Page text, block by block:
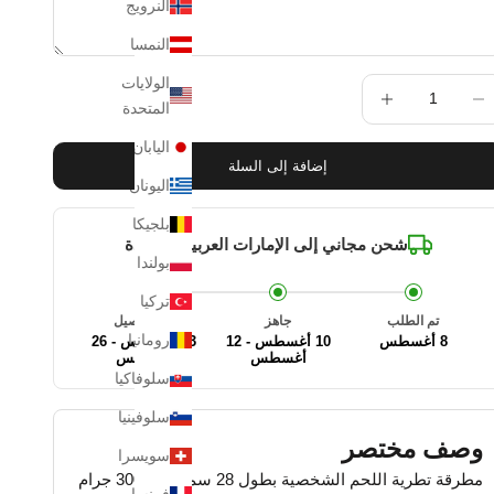
النرويج
النمسا
الولايات
المتحدة
اليابان
اليونان
بلجيكا
بولندا
تركيا
رومانيا
سلوفاكيا
سلوفينيا
سويسرا
زيادة الكمية
إضافة إلى السلة
شحن مجاني إلى الإمارات العربية المتحدة
تم الطلب
8 أغسطس
جاهز
10 أغسطس - 12
أغسطس
تم التوصيل
13 أغسطس - 26
أغسطس
وصف مختصر
مطرقة تطرية اللحم الشخصية بطول 28 سم ووزن 300 جرام